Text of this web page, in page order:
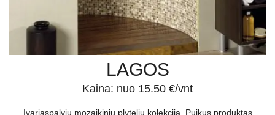
LAGOS
Kaina: nuo 15.50 €/vnt
Įvariaspalvių mozaikinių plytelių kolekcija. Puikus produktas